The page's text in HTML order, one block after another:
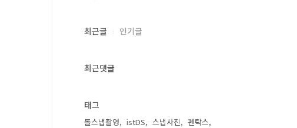
최근글 인기글
최근댓글
태그
돌스냅촬영 istDS 스냅사진
펜탁스